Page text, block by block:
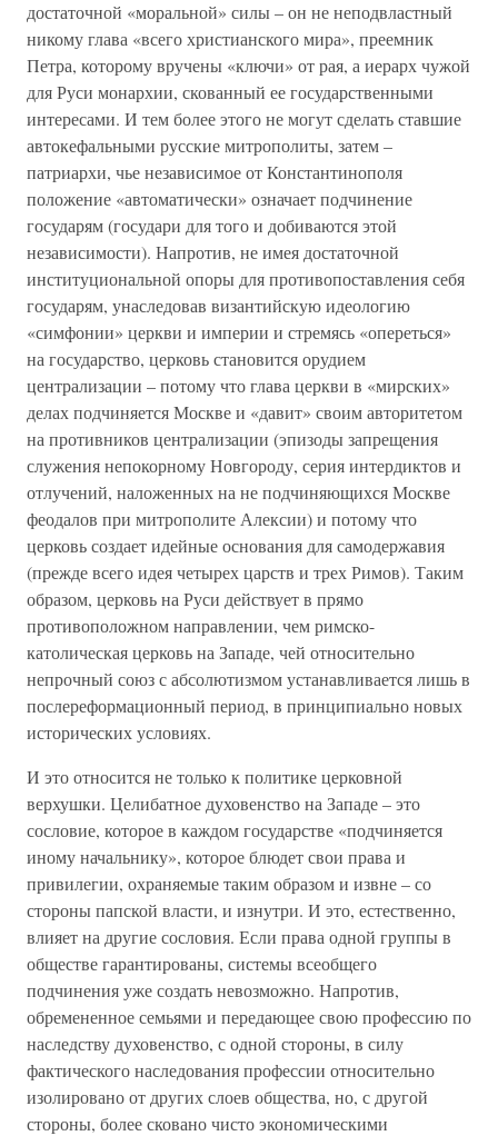
достаточной «моральной» силы – он не неподвластный
никому глава «всего христианского мира», преемник
Петра, которому вручены «ключи» от рая, а иерарх чужой
для Руси монархии, скованный ее государственными
интересами. И тем более этого не могут сделать ставшие
автокефальными русские митрополиты, затем –
патриархи, чье независимое от Константинополя
положение «автоматически» означает подчинение
государям (государи для того и добиваются этой
независимости). Напротив, не имея достаточной
институциональной опоры для противопоставления себя
государям, унаследовав византийскую идеологию
«симфонии» церкви и империи и стремясь «опереться»
на государство, церковь становится орудием
централизации – потому что глава церкви в «мирских»
делах подчиняется Москве и «давит» своим авторитетом
на противников централизации (эпизоды запрещения
служения непокорному Новгороду, серия интердиктов и
отлучений, наложенных на не подчиняющихся Москве
феодалов при митрополите Алексии) и потому что
церковь создает идейные основания для самодержавия
(прежде всего идея четырех царств и трех Римов). Таким
образом, церковь на Руси действует в прямо
противоположном направлении, чем римско-
католическая церковь на Западе, чей относительно
непрочный союз с абсолютизмом устанавливается лишь в
послереформационный период, в принципиально новых
исторических условиях.
И это относится не только к политике церковной
верхушки. Целибатное духовенство на Западе – это
сословие, которое в каждом государстве «подчиняется
иному начальнику», которое блюдет свои права и
привилегии, охраняемые таким образом и извне – со
стороны папской власти, и изнутри. И это, естественно,
влияет на другие сословия. Если права одной группы в
обществе гарантированы, системы всеобщего
подчинения уже создать невозможно. Напротив,
обремененное семьями и передающее свою профессию по
наследству духовенство, с одной стороны, в силу
фактического наследования профессии относительно
изолировано от других слоев общества, но, с другой
стороны, более сковано чисто экономическими